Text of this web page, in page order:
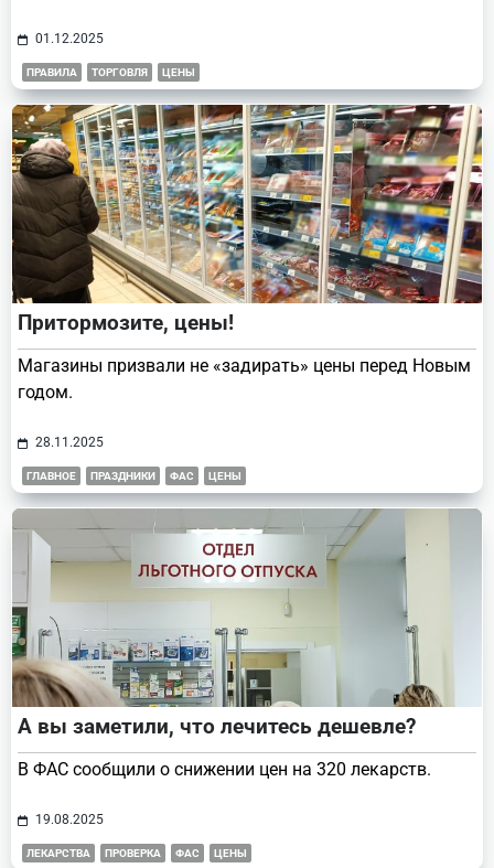
01.12.2025
ПРАВИЛА ТОРГОВЛЯ ЦЕНЫ
Притормозите, цены!
Магазины призвали не «задирать» цены перед Новым
годом.
28.11.2025
ГЛАВНОЕ ПРАЗДНИКИ ФАС ЦЕНЫ
А вы заметили, что лечитесь дешевле?
В ФАС сообщили о снижении цен на 320 лекарств.
19.08.2025
ЛЕКАРСТВА ПРОВЕРКА ФАС ЦЕНЫ